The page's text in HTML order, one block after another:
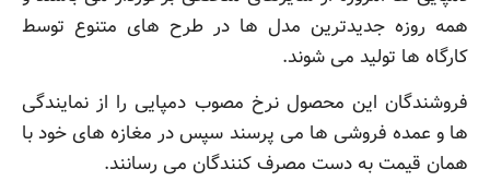
همه روزه جدیدترین مدل ها در طرح های متنوع توسط
کارگاه ها تولید می شوند.
فروشندگان این محصول نرخ مصوب دمپایی را از نمایندگی
ها و عمده فروشی ها می پرسند سپس در مغازه های خود با
همان قیمت به دست مصرف کنندگان می رسانند.